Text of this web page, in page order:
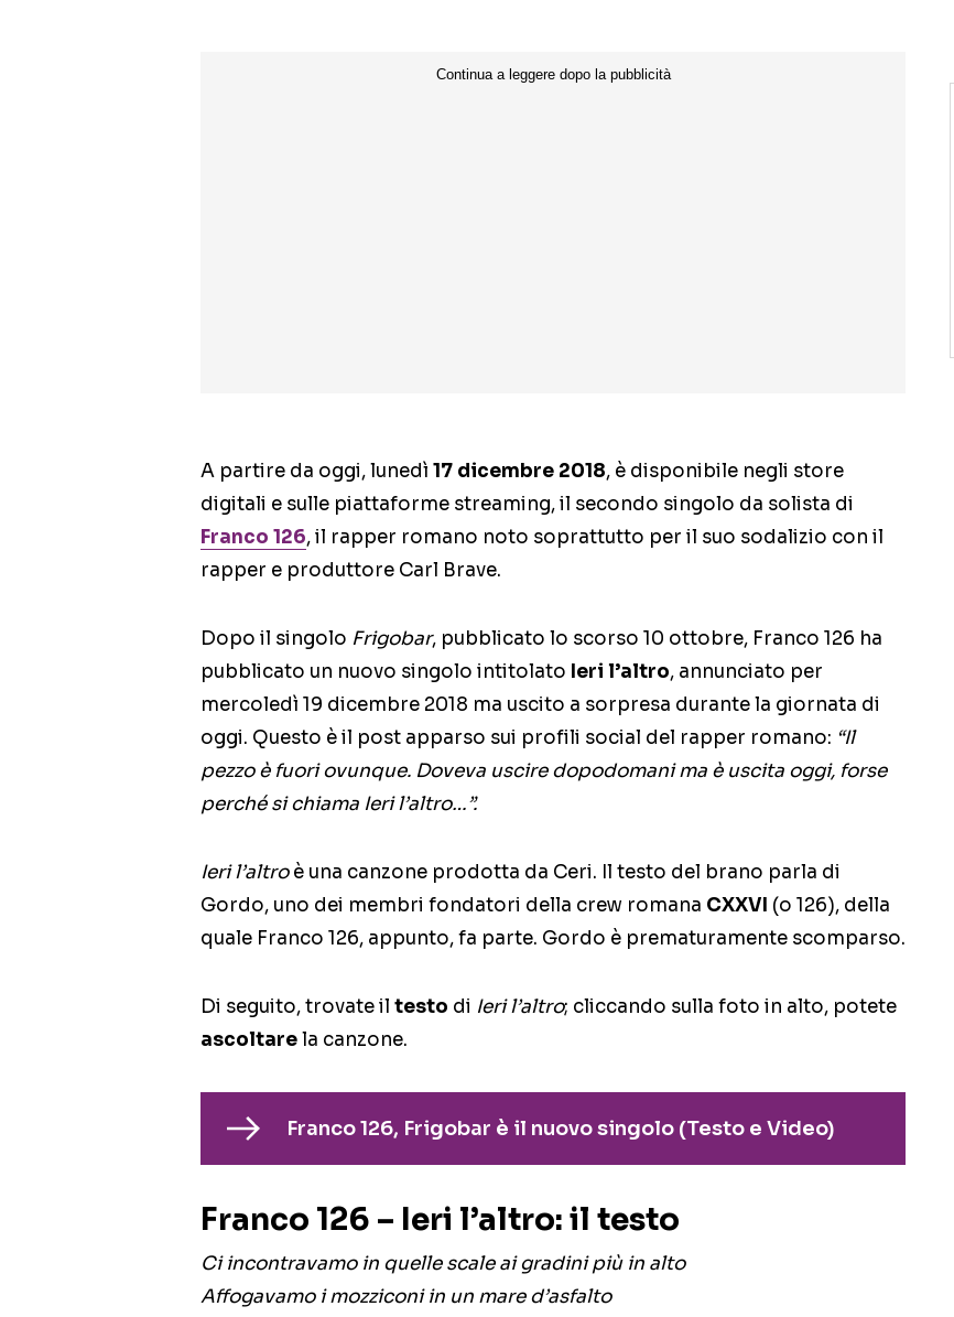
A partire da oggi, lunedì 17 dicembre 2018, è disponibile negli store
digitali e sulle piattaforme streaming, il secondo singolo da solista di
Franco 126, il rapper romano noto soprattutto per il suo sodalizio con il
rapper e produttore Carl Brave.
Dopo il singolo Frigobar, pubblicato lo scorso 10 ottobre, Franco 126 ha
pubblicato un nuovo singolo intitolato Ieri l’altro, annunciato per
mercoledì 19 dicembre 2018 ma uscito a sorpresa durante la giornata di
oggi. Questo è il post apparso sui profili social del rapper romano: “Il
pezzo è fuori ovunque. Doveva uscire dopodomani ma è uscita oggi, forse
perché si chiama Ieri l’altro…”.
Ieri l’altroè una canzone prodotta da Ceri. Il testo del brano parla di
Gordo, uno dei membri fondatori della crew romana CXXVI (o 126), della
quale Franco 126, appunto, fa parte. Gordo è prematuramente scomparso.
Di seguito, trovate il testo di Ieri l’altro; cliccando sulla foto in alto, potete
ascoltarela canzone.
Franco 126, Frigobar è il nuovo singolo (Testo e Video)
Franco 126 – Ieri l’altro: il testo
Ci incontravamo in quelle scale ai gradini più in alto
Affogavamo i mozziconi in un mare d’asfalto